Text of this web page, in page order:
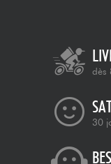
dès
30